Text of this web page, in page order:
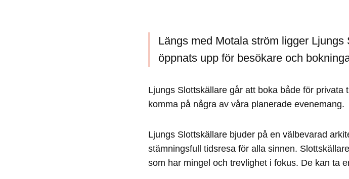
Längs med Motala ström ligger
öppnats upp för besökare och
Ljungs Slottskällare går att boka både för
komma på några av våra planerade evenemang.
Ljungs Slottskällare bjuder på en välbevarad
stämningsfull tidsresa för alla sinnen.
som har mingel och trevlighet i fokus. De kan ta